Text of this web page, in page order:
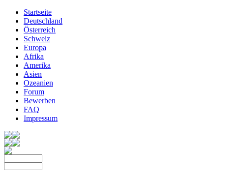
Startseite
Deutschland
Österreich
Schweiz
Europa
Afrika
Amerika
Asien
Ozeanien
Forum
Bewerben
FAQ
Impressum